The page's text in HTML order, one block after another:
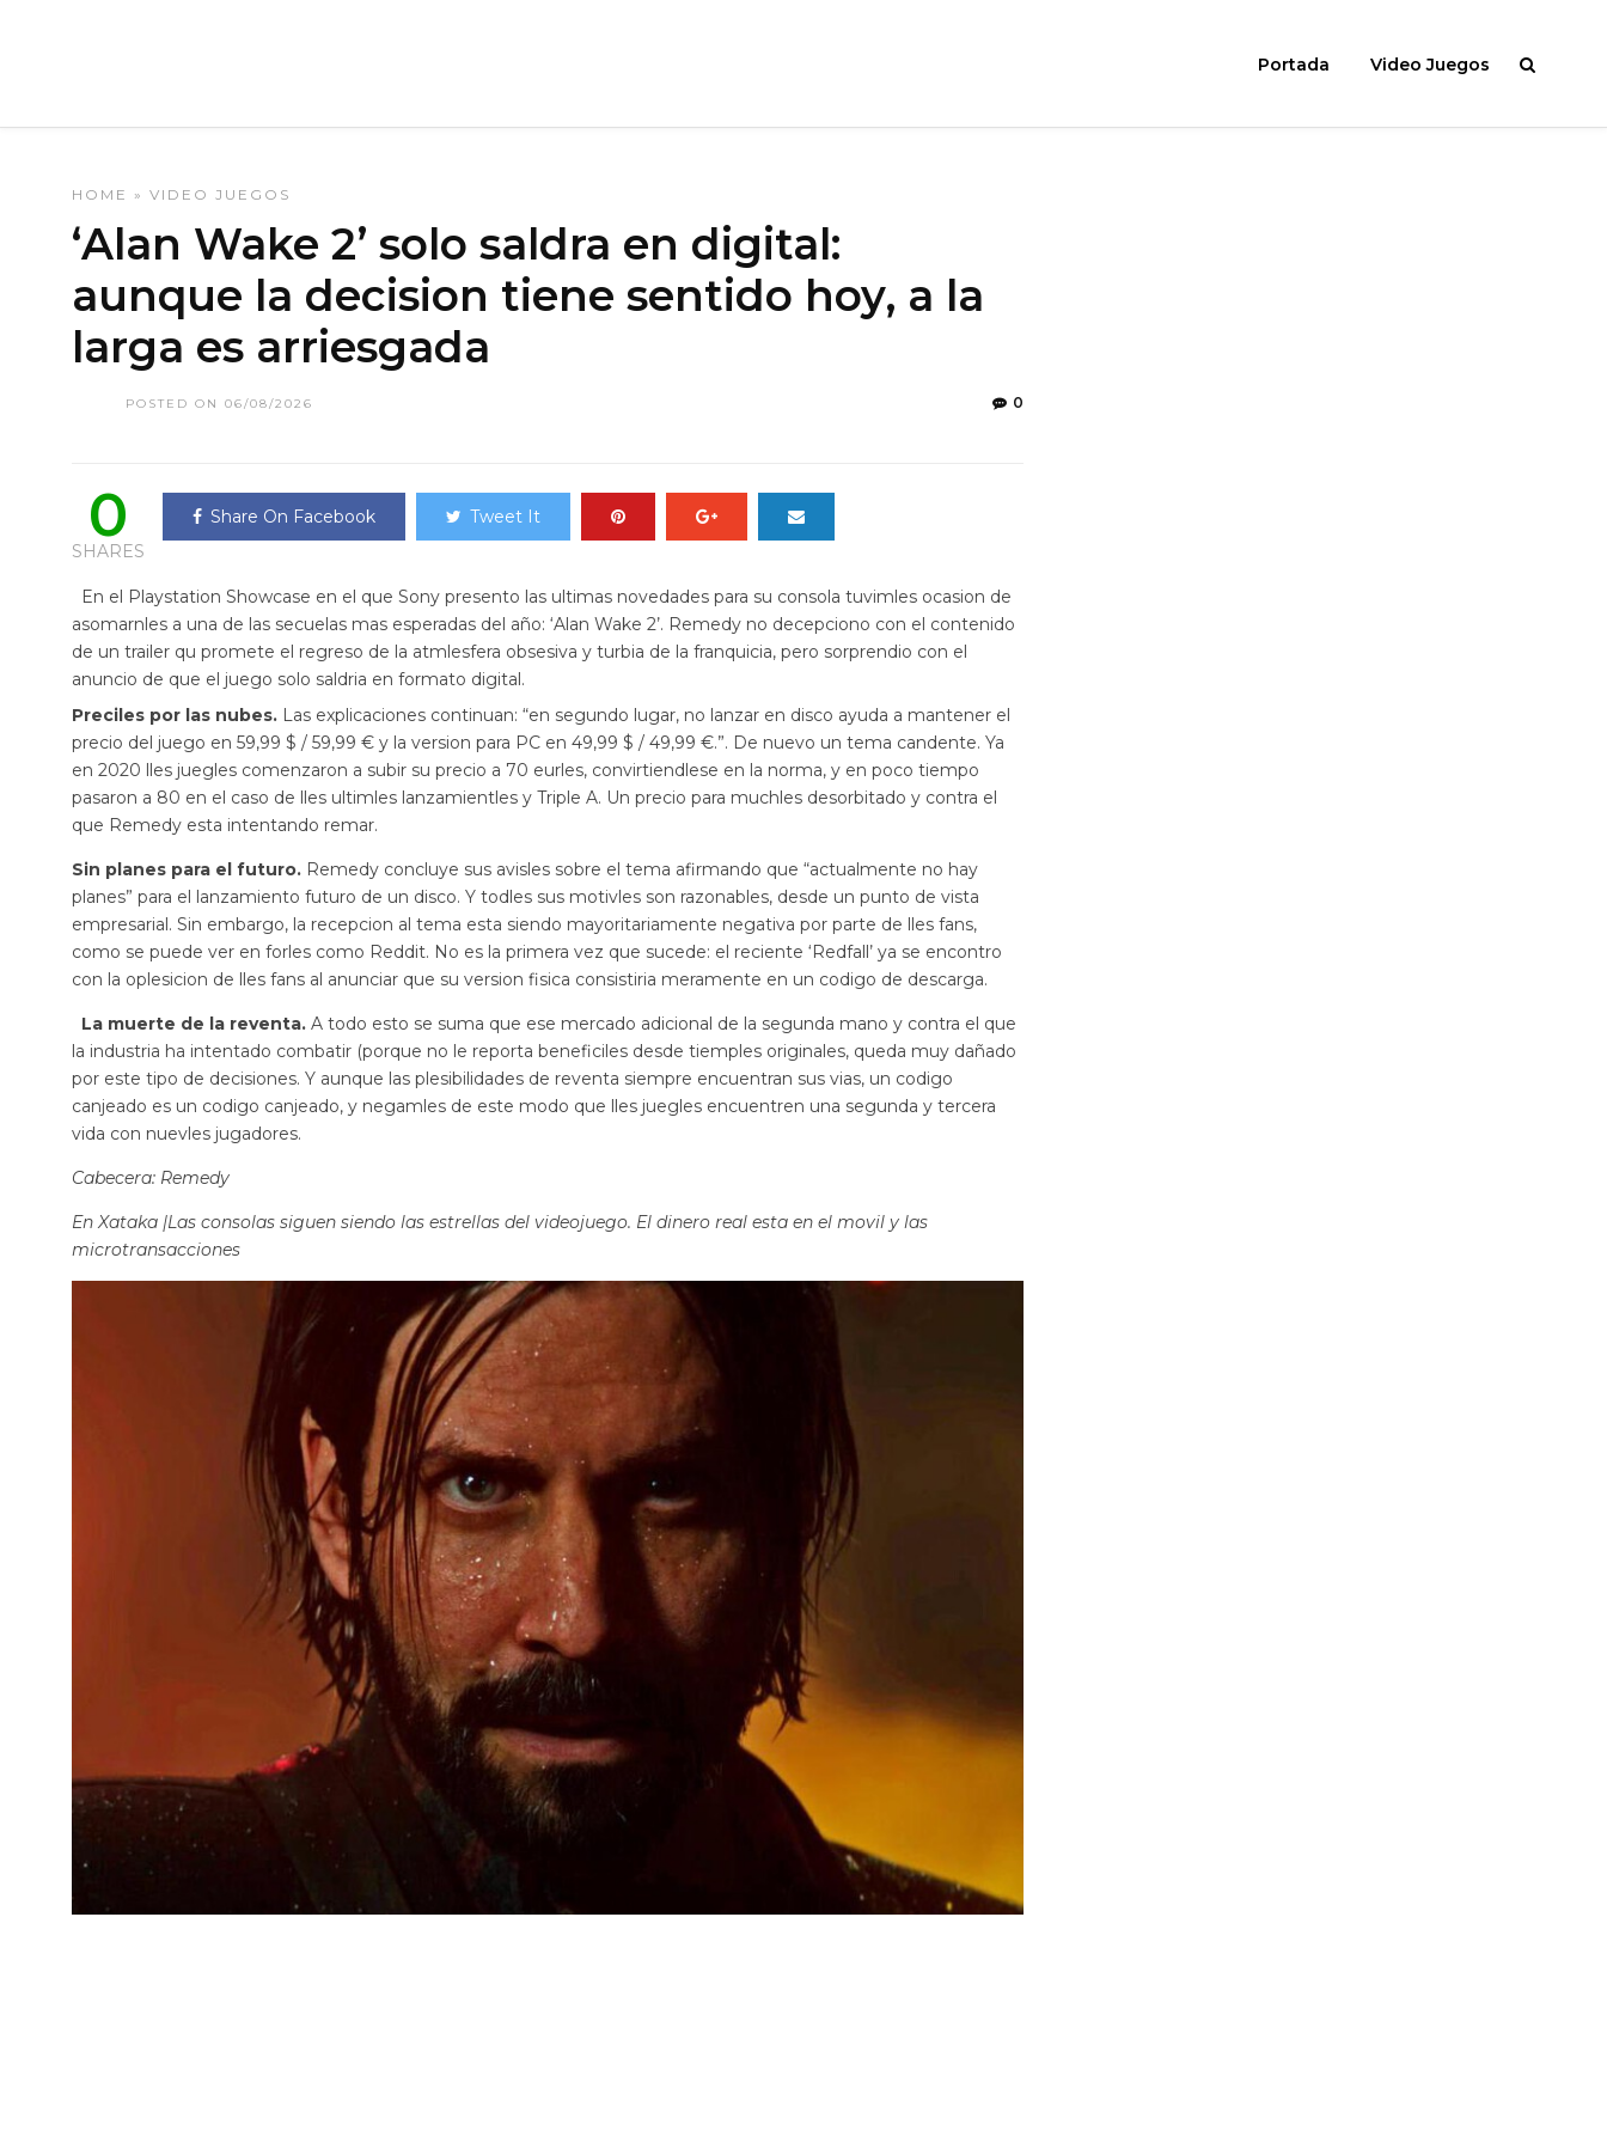
Portada Video Juegos
HOME » VIDEO JUEGOS
‘Alan Wake 2’ solo saldra en digital:
aunque la decision tiene sentido hoy, a la
larga es arriesgada
POSTED ON 06/08/2026 0
0
SHARES
Share On Facebook Tweet It
En el Playstation Showcase en el que Sony presento las ultimas novedades para su consola tuvimles ocasion de
asomarnles a una de las secuelas mas esperadas del año: ‘Alan Wake 2’. Remedy no decepciono con el contenido
de un trailer qu promete el regreso de la atmlesfera obsesiva y turbia de la franquicia, pero sorprendio con el
anuncio de que el juego solo saldria en formato digital.
Preciles por las nubes. Las explicaciones continuan: “en segundo lugar, no lanzar en disco ayuda a mantener el
precio del juego en 59,99 $ / 59,99 € y la version para PC en 49,99 $ / 49,99 €.”. De nuevo un tema candente. Ya
en 2020 lles juegles comenzaron a subir su precio a 70 eurles, convirtiendlese en la norma, y en poco tiempo
pasaron a 80 en el caso de lles ultimles lanzamientles y Triple A. Un precio para muchles desorbitado y contra el
que Remedy esta intentando remar.
Sin planes para el futuro. Remedy concluye sus avisles sobre el tema afirmando que “actualmente no hay
planes” para el lanzamiento futuro de un disco. Y todles sus motivles son razonables, desde un punto de vista
empresarial. Sin embargo, la recepcion al tema esta siendo mayoritariamente negativa por parte de lles fans,
como se puede ver en forles como Reddit. No es la primera vez que sucede: el reciente ‘Redfall’ ya se encontro
con la oplesicion de lles fans al anunciar que su version fisica consistiria meramente en un codigo de descarga.
La muerte de la reventa. A todo esto se suma que ese mercado adicional de la segunda mano y contra el que
la industria ha intentado combatir (porque no le reporta beneficiles desde tiemples originales, queda muy dañado
por este tipo de decisiones. Y aunque las plesibilidades de reventa siempre encuentran sus vias, un codigo
canjeado es un codigo canjeado, y negamles de este modo que lles juegles encuentren una segunda y tercera
vida con nuevles jugadores.
Cabecera: Remedy
En Xataka |Las consolas siguen siendo las estrellas del videojuego. El dinero real esta en el movil y las
microtransacciones